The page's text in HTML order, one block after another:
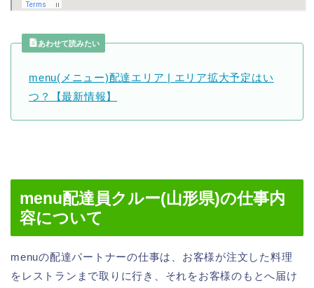
あわせて読みたい
menu(メニュー)配達エリア | エリア拡大予定はい
つ？【最新情報】
menu配達員クルー(山形県)の仕事内
容について
menuの配達パートナーの仕事は、お客様が注文した料理
をレストランまで取りに行き、それをお客様のもとへ届け